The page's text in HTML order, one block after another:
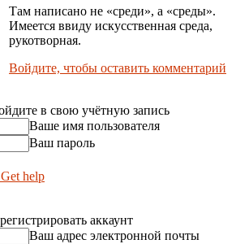
Там написано не «среди», а «среды».
Имеется ввиду искусственная среда,
рукотворная.
Войдите, чтобы оставить комментарий
в свою учётную запись
Ваше имя пользователя
Ваш пароль
help
аккаунт
Ваш адрес электронной почты